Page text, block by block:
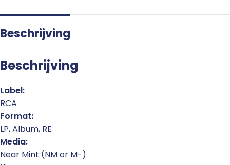
Beschrijving
Beschrijving
Label:
RCA
Format:
LP, Album, RE
Media:
Near Mint (NM or M-)